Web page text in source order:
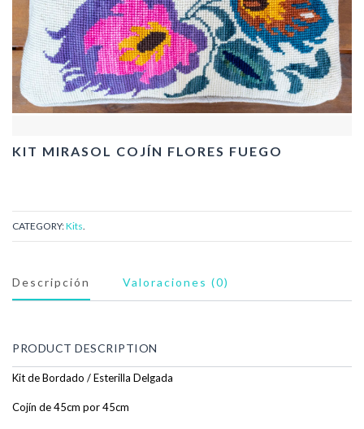
KIT MIRASOL COJÍN FLORES FUEGO
CATEGORY:Kits.
Descripción Valoraciones (0)
PRODUCT DESCRIPTION
Kit de Bordado / Esterilla Delgada
Cojín de 45cm por 45cm